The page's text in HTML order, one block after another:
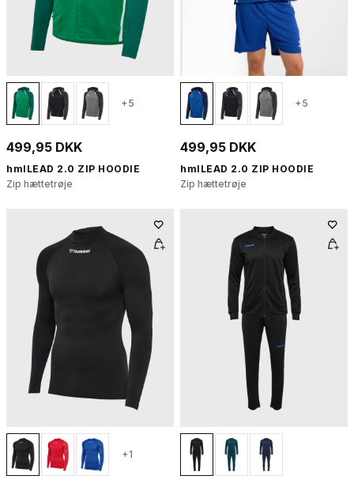
+5
499,95 DKK
hmlLEAD 2.0 ZIP HOODIE
Zip hættetrøje
+5
499,95 DKK
hmlLEAD 2.0 ZIP HOODIE
Zip hættetrøje
+1